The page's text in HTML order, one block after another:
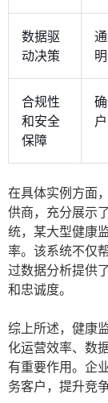
数据驱
动决策
合规性
和安全
保障
在具体实例方面
供商，充分展示
统，某大型健康
率。该系统不仅
过数据分析提供
和忠诚度。
综上所述，健康
化运营效率、数
有重要作用。企
务客户，提升竞争